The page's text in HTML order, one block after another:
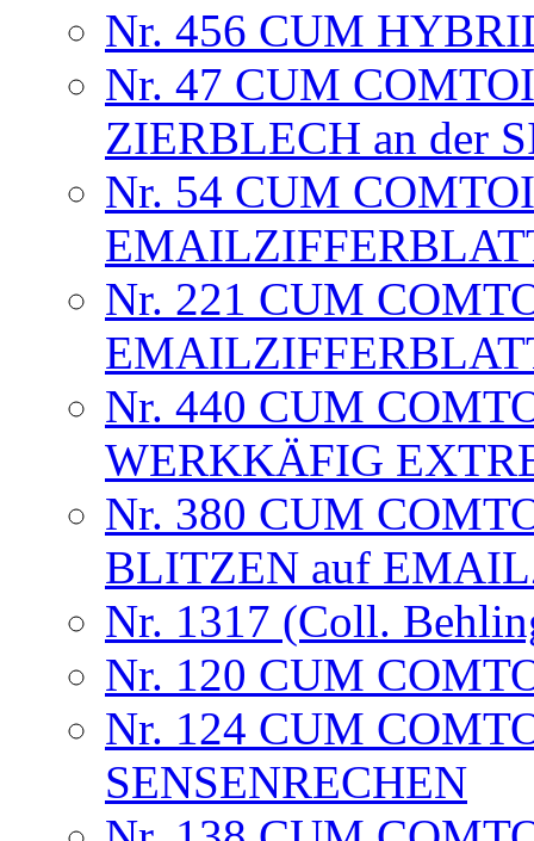
Nr. 456 CUM
Nr. 47 CUM
ZIERBLECH an der
Nr. 54 CUM
Nr. 221 CUM
Nr. 440 CUM
WERKKÄFIG
Nr. 380 CUM
BLITZEN auf
Nr. 1317 (Coll.
Nr. 120 CUM
Nr. 124 CUM
SENSENRECHEN